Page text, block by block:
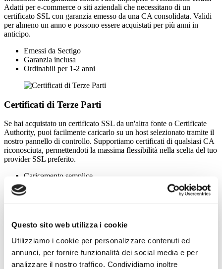
Questo sito web utilizza i cookie
Utilizziamo i cookie per personalizzare contenuti ed
annunci, per fornire funzionalità dei social media e per
analizzare il nostro traffico. Condividiamo inoltre
Adatti per e-commerce o siti aziendali che necessitano di un
certificato SSL con garanzia emesso da una CA consolidata. Validi
per almeno un anno e possono essere acquistati per più anni in
anticipo.
Emessi da Sectigo
Garanzia inclusa
Ordinabili per 1-2 anni
Certificati di Terze Parti
Se hai acquistato un certificato SSL da un'altra fonte o Certificate
Authority, puoi facilmente caricarlo su un host selezionato tramite il
nostro pannello di controllo. Supportiamo certificati di qualsiasi CA
riconosciuta, permettendoti la massima flessibilità nella scelta del tuo
provider SSL preferito.
Caricamento semplice
Compatibile con tutti i CA
Installazione con un clic